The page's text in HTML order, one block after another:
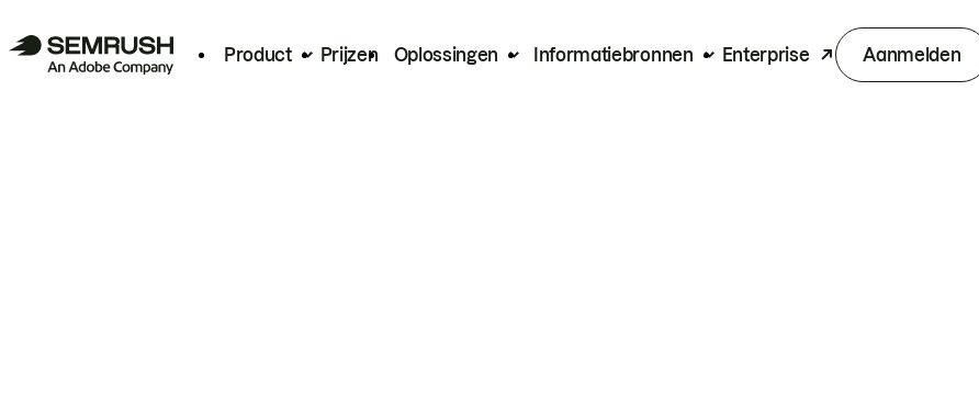
Product Prijzen Oplossingen Informatiebronnen Enterprise Aanmelden